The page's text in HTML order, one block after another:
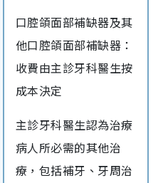
口腔頜面部補缺器及其
他口腔頜面部補缺器：
收費由主診牙科醫生按
成本決定
主診牙科醫生認為治療
病人所必需的其他治
療，包括補牙、牙周治